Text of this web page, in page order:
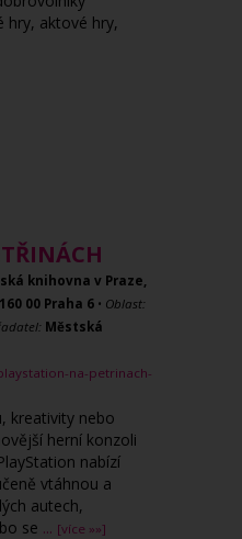
hry, aktové hry,
knihovna v Praze,
00 Praha 6 • Oblast:
Městská
na-petrinach-
kreativity nebo
herní konzoli
nabízí
vtáhnou a
autech,
se ... [více »»]